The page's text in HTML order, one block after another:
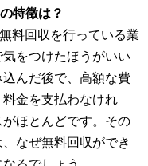
特徴は？
料回収を行っている業
をつけたほうがいい
んだ後で、高額な費
金を支払わなけれ
ほとんどです。その
なぜ無料回収ができ